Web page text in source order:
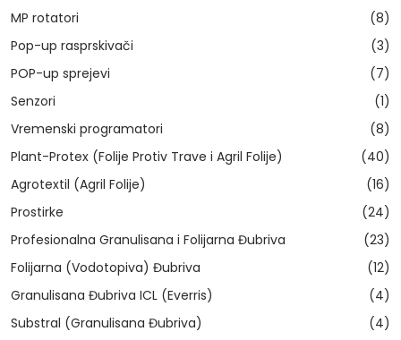
MP rotatori
(8)
Pop-up rasprskivači
(3)
POP-up sprejevi
(7)
Senzori
(1)
Vremenski programatori
(8)
Plant-Protex (Folije Protiv Trave i Agril Folije)
(40)
Agrotextil (Agril Folije)
(16)
Prostirke
(24)
Profesionalna Granulisana i Folijarna Đubriva
(23)
Folijarna (Vodotopiva) Đubriva
(12)
Granulisana Đubriva ICL (Everris)
(4)
Substral (Granulisana Đubriva)
(4)